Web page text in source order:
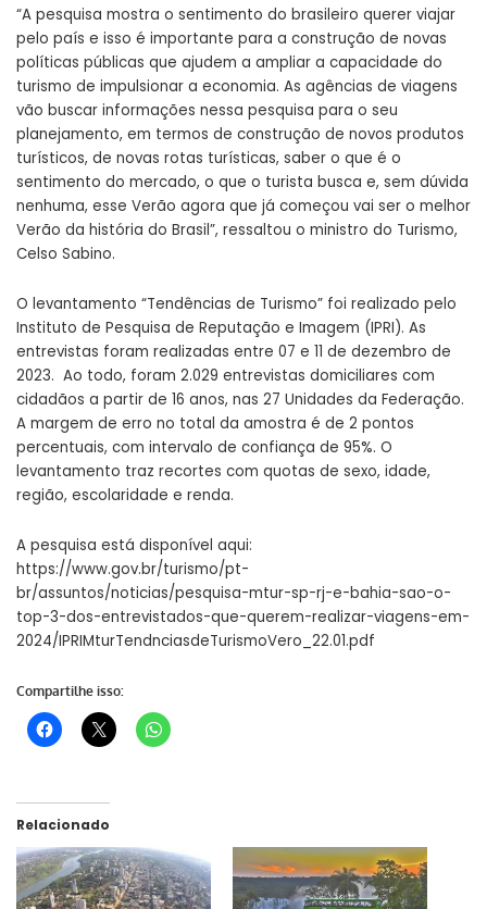
“A pesquisa mostra o sentimento do brasileiro querer viajar
pelo país e isso é importante para a construção de novas
políticas públicas que ajudem a ampliar a capacidade do
turismo de impulsionar a economia. As agências de viagens
vão buscar informações nessa pesquisa para o seu
planejamento, em termos de construção de novos produtos
turísticos, de novas rotas turísticas, saber o que é o
sentimento do mercado, o que o turista busca e, sem dúvida
nenhuma, esse Verão agora que já começou vai ser o melhor
Verão da história do Brasil”, ressaltou o ministro do Turismo,
Celso Sabino.
O levantamento “Tendências de Turismo” foi realizado pelo
Instituto de Pesquisa de Reputação e Imagem (IPRI). As
entrevistas foram realizadas entre 07 e 11 de dezembro de
2023. Ao todo, foram 2.029 entrevistas domiciliares com
cidadãos a partir de 16 anos, nas 27 Unidades da Federação.
A margem de erro no total da amostra é de 2 pontos
percentuais, com intervalo de confiança de 95%. O
levantamento traz recortes com quotas de sexo, idade,
região, escolaridade e renda.
A pesquisa está disponível aqui:
https://www.gov.br/turismo/pt-
br/assuntos/noticias/pesquisa-mtur-sp-rj-e-bahia-sao-o-
top-3-dos-entrevistados-que-querem-realizar-viagens-em-
2024/IPRIMturTendnciasdeTurismoVero_22.01.pdf
Compartilhe isso:
Relacionado